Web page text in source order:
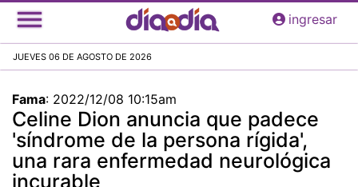
Pasar
al
principal
ingresar
JUEVES 06 DE AGOSTO DE 2026
Fama: 2022/12/08 10:15am
Celine Dion anuncia que padece
'síndrome de la persona rígida',
una rara enfermedad neurológica
incurable